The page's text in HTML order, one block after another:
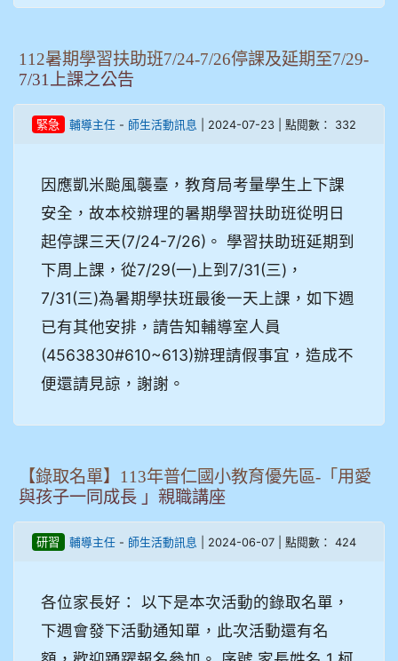
112暑期學習扶助班7/24-7/26停課及延期至7/29-
7/31上課之公告
緊急 輔導主任- 師生活動訊息 | 2024-07-23 | 點閱數： 332
因應凱米颱風襲臺，教育局考量學生上下課
安全，故本校辦理的暑期學習扶助班從明日
起停課三天(7/24-7/26)。 學習扶助班延期到
下周上課，從7/29(一)上到7/31(三)，
7/31(三)為暑期學扶班最後一天上課，如下週
已有其他安排，請告知輔導室人員
(4563830#610~613)辦理請假事宜，造成不
便還請見諒，謝謝。
【錄取名單】113年普仁國小教育優先區-「用愛
與孩子一同成長 」親職講座
研習 輔導主任- 師生活動訊息 | 2024-06-07 | 點閱數： 424
各位家長好： 以下是本次活動的錄取名單，
下週會發下活動通知單，此次活動還有名